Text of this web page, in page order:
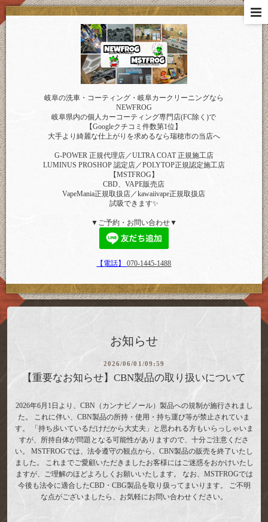
岐阜の洗車・コーティング・岐阜カークリーニングなら
NEWFROG
岐阜県内の個人カーコーティング専門店(FC除く)で
【Googleクチコミ件数第1位】
大手より綺麗な仕上がりを求めるなら瑞穂市の当店へ
G-POWER 正規代理店／ULTRA COAT 正規施工店
LUMINUS PROSHOP 認定店／POLYTOP正規認定施工店
【MSTFROG】
CBD、VAPE販売店
VapeMania正規取扱店／kawaiivape正規取扱店
試吸できます✨
▼ご予約・お問い合わせ▼
【電話】070-1445-1488
お知らせ
2026/06/01/09:59
【重要なお知らせ】CBN製品の取り扱いについて
2026年6月1日より、CBN（カンナビノール）製品への規制が施行されまし
た。 これに伴い、CBN製品の所持・使用・持ち運び等が禁止されていま
す。 「持ち歩いているだけだから大丈夫」と思われる方もいらっしゃいま
すが、所持自体が問題となる可能性がありますので、十分ご注意くださ
い。 MSTFROGでは、法令遵守の観点から、CBN製品の販売を終了いたし
ました。 これまでご愛顧いただきましたお客様にはご迷惑をおかけいたし
ますが、ご理解のほどよろしくお願いいたします。 なお、MSTFROGでは
今後も法令に適合したCBD・CBG製品を取り扱ってまいります。 ご不明
な点がございましたら、お気軽にお問い合わせください。